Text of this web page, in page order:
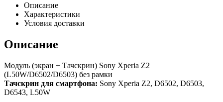
Описание
Характеристики
Условия доставки
Описание
Модуль (экран + Тачскрин) Sony Xperia Z2
(L50W/D6502/D6503) без рамки
Тачскрин для смартфона: Sony Xperia Z2, D6502, D6503,
D6543, L50W